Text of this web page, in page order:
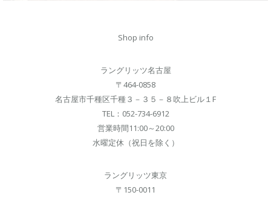
Shop info
ラングリッツ名古屋
〒464-0858
名古屋市千種区千種３－３５－８吹上ビル１F
TEL：052-734-6912
営業時間11:00～20:00
水曜定休（祝日を除く）
ラングリッツ東京
〒150-0011